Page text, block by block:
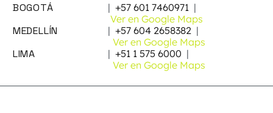
BOGOTÁ | +57 601 7460971 |
Ver en Google Maps
MEDELLÍN | +57 604 2658382 |
Ver en Google Maps
LIMA | +51 1 575 6000 |
Ver en Google Maps